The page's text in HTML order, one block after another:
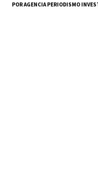
POR AGENCIA PERIODISMO